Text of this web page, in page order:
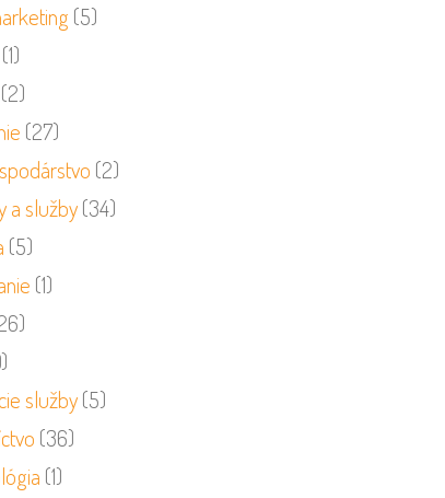
(5)
(1)
(27)
(2)
a služby(34)
(5)
(1)
služby(5)
(36)
(1)